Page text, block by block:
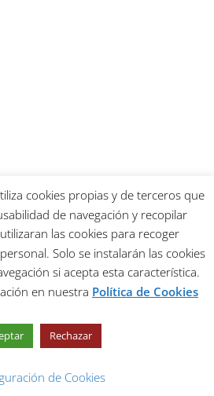
cookies propias y de terceros que
de navegación y recopilar
las cookies para recoger
Solo se instalarán las cookies
si acepta esta característica.
en nuestra Política de Cookies
Rechazar
de Cookies